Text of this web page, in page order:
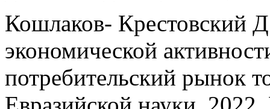
Кошлаков- Крестовский
экономической
потребительский рынок